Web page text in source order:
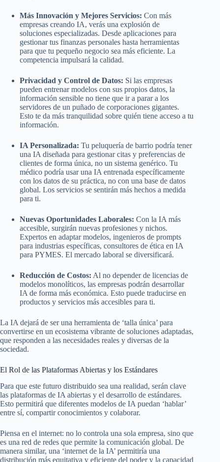
Más Innovación y Mejores Servicios: Con más
empresas creando IA, verás una explosión de
soluciones especializadas. Desde aplicaciones para
gestionar tus finanzas personales hasta herramientas
para que tu pequeño negocio sea más eficiente. La
competencia impulsará la calidad.
Privacidad y Control de Datos: Si las empresas
pueden entrenar modelos con sus propios datos, la
información sensible no tiene que ir a parar a los
servidores de un puñado de corporaciones gigantes.
Esto te da más tranquilidad sobre quién tiene acceso a tu
información.
IA Personalizada: Tu peluquería de barrio podría tener
una IA diseñada para gestionar citas y preferencias de
clientes de forma única, no un sistema genérico. Tu
médico podría usar una IA entrenada específicamente
con los datos de su práctica, no con una base de datos
global. Los servicios se sentirán más hechos a medida
para ti.
Nuevas Oportunidades Laborales: Con la IA más
accesible, surgirán nuevas profesiones y nichos.
Expertos en adaptar modelos, ingenieros de prompts
para industrias específicas, consultores de ética en IA
para PYMES. El mercado laboral se diversificará.
Reducción de Costos: Al no depender de licencias de
modelos monolíticos, las empresas podrán desarrollar
IA de forma más económica. Esto puede traducirse en
productos y servicios más accesibles para ti.
La IA dejará de ser una herramienta de ‘talla única’ para
convertirse en un ecosistema vibrante de soluciones adaptadas,
que responden a las necesidades reales y diversas de la
sociedad.
El Rol de las Plataformas Abiertas y los Estándares
Para que este futuro distribuido sea una realidad, serán clave
las plataformas de IA abiertas y el desarrollo de estándares.
Esto permitirá que diferentes modelos de IA puedan ‘hablar’
entre sí, compartir conocimientos y colaborar.
Piensa en el internet: no lo controla una sola empresa, sino que
es una red de redes que permite la comunicación global. De
manera similar, una ‘internet de la IA’ permitiría una
distribución más equitativa y eficiente del poder y la capacidad